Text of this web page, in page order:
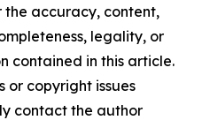
the accuracy, content,
legality, or
contained in this article.
or copyright issues
contact the author